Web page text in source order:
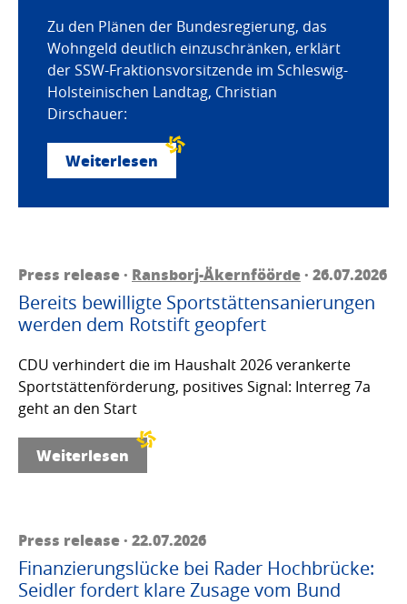
Zu den Plänen der Bundesregierung, das
Wohngeld deutlich einzuschränken, erklärt
der SSW-Fraktionsvorsitzende im Schleswig-
Holsteinischen Landtag, Christian
Dirschauer:
Weiterlesen
Press release · Ransborj-Äkernföörde· 26.07.2026
Bereits bewilligte Sportstättensanierungen
werden dem Rotstift geopfert
CDU verhindert die im Haushalt 2026 verankerte
Sportstättenförderung, positives Signal: Interreg 7a
geht an den Start
Weiterlesen
Press release · 22.07.2026
Finanzierungslücke bei Rader Hochbrücke:
Seidler fordert klare Zusage vom Bund